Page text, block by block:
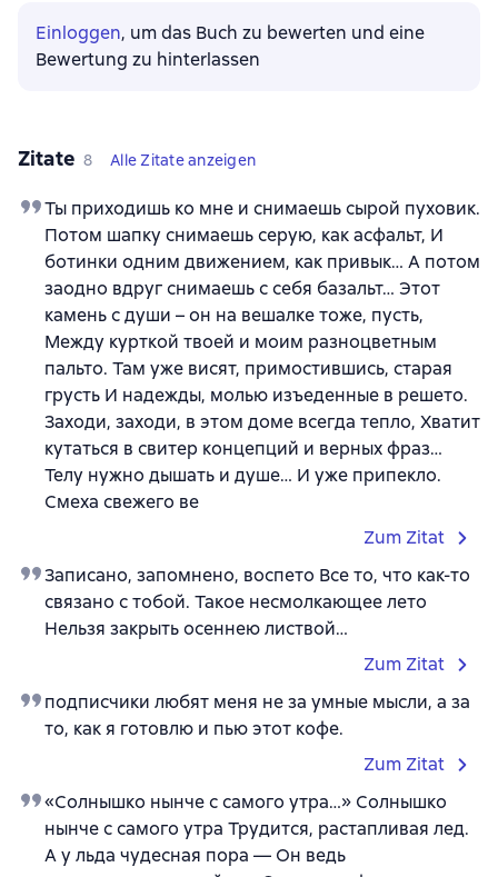
Einloggen, um das Buch zu bewerten und eine
Bewertung zu hinterlassen
Zitate 8 Alle Zitate anzeigen
Ты приходишь ко мне и снимаешь сырой пуховик.
Потом шапку снимаешь серую, как асфальт, И
ботинки одним движением, как привык… А потом
заодно вдруг снимаешь с себя базальт… Этот
камень с души – он на вешалке тоже, пусть,
Между курткой твоей и моим разноцветным
пальто. Там уже висят, примостившись, старая
грусть И надежды, молью изъеденные в решето.
Заходи, заходи, в этом доме всегда тепло, Хватит
кутаться в свитер концепций и верных фраз…
Телу нужно дышать и душе… И уже припекло.
Смеха свежего ве
Zum Zitat
Записано, запомнено, воспето Все то, что как-то
связано с тобой. Такое несмолкающее лето
Нельзя закрыть осеннею листвой…
Zum Zitat
подписчики любят меня не за умные мысли, а за
то, как я готовлю и пью этот кофе.
Zum Zitat
«Солнышко нынче с самого утра…» Солнышко
нынче с самого утра Трудится, растапливая лед.
А у льда чудесная пора — Он ведь